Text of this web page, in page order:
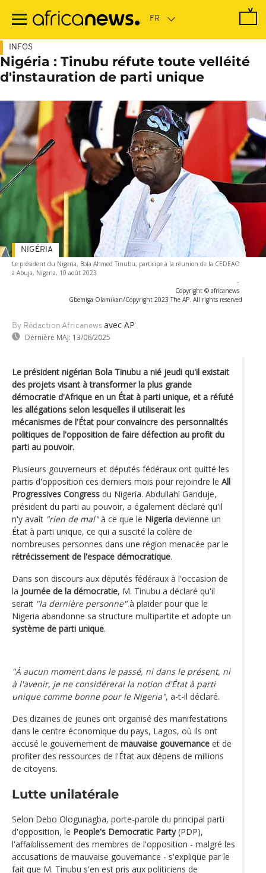
contenu
INFOS
Nigéria : Tinubu réfute toute velléité
d'instauration de parti unique
Le président du Nigeria, Bola Ahmed Tinubu, participe à la réunion de la CEDEAO
à Abuja, Nigeria, 10 août 2023
-
Copyright © africanews
Gbemiga Olamikan/Copyright 2023 The AP. All rights reserved
By Rédaction Africanews avec AP
Dernière MAJ: 13/06/2025
NIGÉRIA
Le président nigérian Bola Tinubu a nié jeudi qu'il existait
des projets visant à transformer la plus grande
démocratie d'Afrique en un État à parti unique, et a réfuté
les allégations selon lesquelles il utiliserait les
mécanismes de l'État pour convaincre des personnalités
politiques de l'opposition de faire défection au profit du
parti au pouvoir.
Plusieurs gouverneurs et députés fédéraux ont quitté les
partis d'opposition ces derniers mois pour rejoindre le All
Progressives Congress du Nigeria. Abdullahi Ganduje,
président du parti au pouvoir, a également déclaré qu'il
n'y avait "rien de mal"à ce que le Nigeria devienne un
État à parti unique, ce qui a suscité la colère de
nombreuses personnes dans une région menacée par le
rétrécissement de l'espace démocratique.
Dans son discours aux députés fédéraux à l'occasion de
la Journée de la démocratie, M. Tinubu a déclaré qu'il
serait "la dernière personne"à plaider pour que le
Nigeria abandonne sa structure multipartite et adopte un
système de parti unique.
"À aucun moment dans le passé, ni dans le présent, ni
à l'avenir, je ne considérerai la notion d'État à parti
unique comme bonne pour le Nigeria", a-t-il déclaré.
Des dizaines de jeunes ont organisé des manifestations
dans le centre économique du pays, Lagos, où ils ont
accusé le gouvernement de mauvaise gouvernance et de
profiter des ressources de l'État aux dépens de millions
de citoyens.
Lutte unilatérale
Selon Debo Ologunagba, porte-parole du principal parti
d'opposition, le People's Democratic Party(PDP),
l'affaiblissement des membres de l'opposition - malgré les
accusations de mauvaise gouvernance - s'explique par le
fait que M. Tinubu s'en est pris aux politiciens de